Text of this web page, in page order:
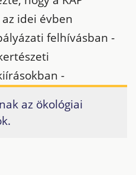
idei évben
felhívásban -
-
az ökológiai